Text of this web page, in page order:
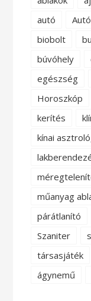
autó
biobolt
búvóhely
egészség
Horoszkóp
kerítés
kínai
műanyag
párátlanító
Szaniter
társasjáték
ágynemű